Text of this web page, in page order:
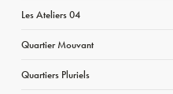
Les Ateliers 04
Quartier Mouvant
Quartiers Pluriels